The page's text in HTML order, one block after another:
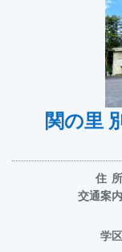
関の里
住
交通案
学